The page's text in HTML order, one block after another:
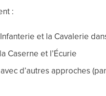
:
et la Cavalerie
Caserne et l’Écurie
d’autres approches